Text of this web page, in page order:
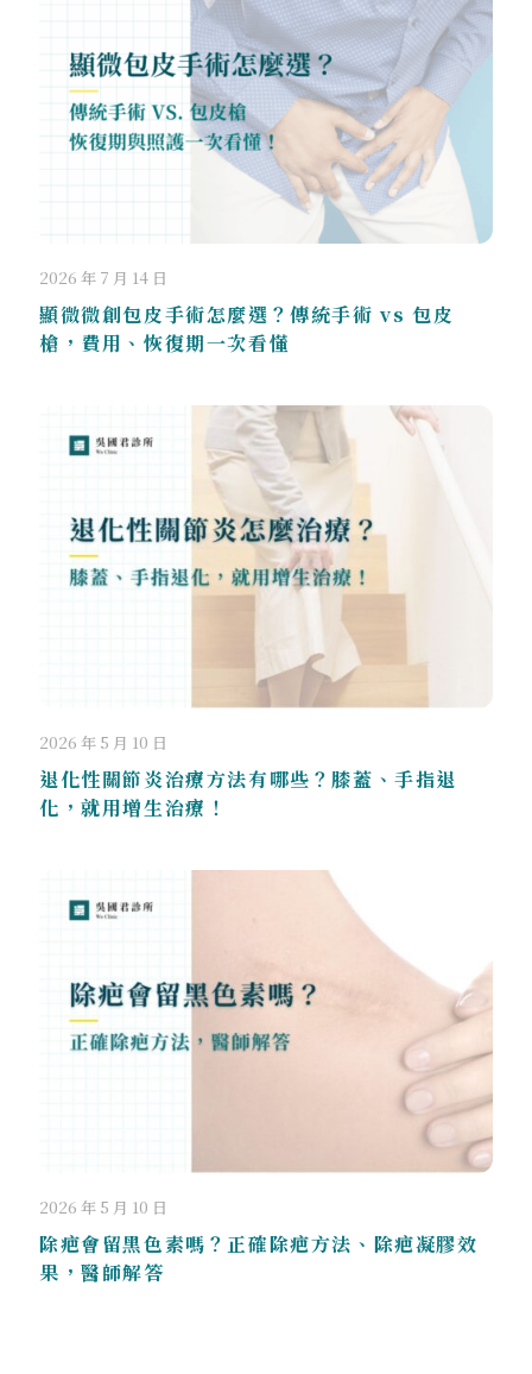
2026 年 7 月 14 日
顯微微創包皮手術怎麼選？傳統手術 vs 包皮
槍，費用、恢復期一次看懂
2026 年 5 月 10 日
退化性關節炎治療方法有哪些？膝蓋、手指退
化，就用增生治療！
2026 年 5 月 10 日
除疤會留黑色素嗎？正確除疤方法、除疤凝膠效
果，醫師解答